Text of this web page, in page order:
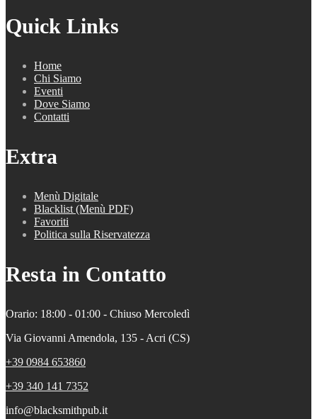
Quick Links
Home
Chi Siamo
Eventi
Dove Siamo
Contatti
Extra
Menù Digitale
Blacklist (Menù PDF)
Favoriti
Politica sulla Riservatezza
Resta in Contatto
Orario: 18:00 - 01:00 - Chiuso Mercoledì
Via Giovanni Amendola, 135 - Acri (CS)
+39 0984 653860
+39 340 141 7352
info@blacksmithpub.it